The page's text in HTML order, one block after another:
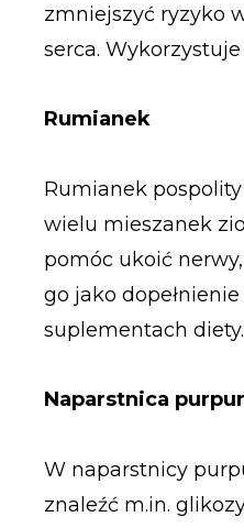
zmniejszyć ryzyko
serca.
Rumianek
Rumianek
wielu mieszanek
pomóc ukoić
go jako
suplementach diety.
Naparstnica
W naparstnicy
znaleźć m.in.